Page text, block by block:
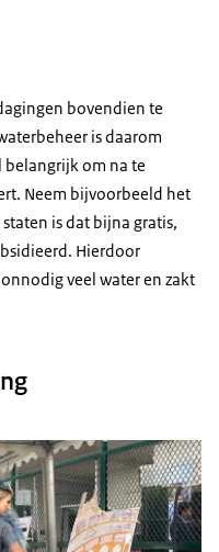
bovendien te
is daarom
belangrijk om na te
Neem bijvoorbeeld het
is dat bijna gratis,
Hierdoor
veel water en zakt